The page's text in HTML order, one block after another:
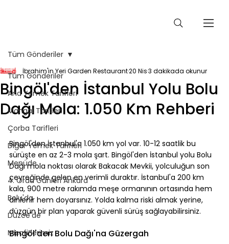
Tüm Gönderiler
Ana Yemek Tarifleri
Mangal Tarifleri
Çorba Tarifleri
Diğer Yemek Tarifleri
Menüde
4. Ordu Günleri Ankara
Bolu'da
Düzce'de
Misafirlerimiz
Tüm Gönderiler
Bingöl'den İstanbul Yolu Bolu
Dağı Mola: 1.050 Km Rehberi
İbrahim'in Yeri Garden Restaurant20 Nis3 dakikada okunur
⠀
Bingöl'den İstanbul'a 1.050 km yol var. 10-12 saatlik bu
sürüşte en az 2-3 mola şart. Bingöl'den İstanbul yolu Bolu
Dağı mola noktası olarak Bakacak Mevkii, yolculuğun son
çeyreğinde gelen en verimli duraktır. İstanbul'a 200 km
kala, 900 metre rakımda meşe ormanının ortasında hem
dinlenir hem doyarsınız. Yolda kalma riski almak yerine,
düzgün bir plan yaparak güvenli sürüş sağlayabilirsiniz.
Bingöl'den Bolu Dağı'na Güzergah